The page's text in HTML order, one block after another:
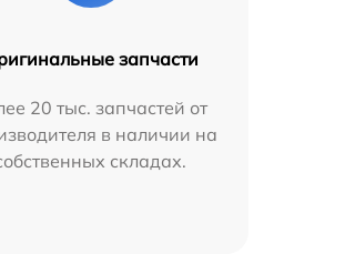
запчасти
20 тыс. запчастей от
в наличии на
складах.